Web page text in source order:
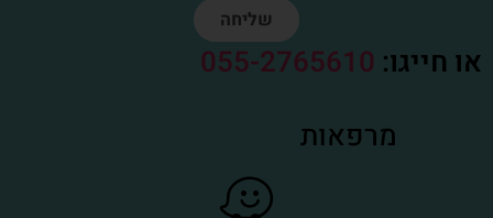
מרפאות
שליחה
055-2765610